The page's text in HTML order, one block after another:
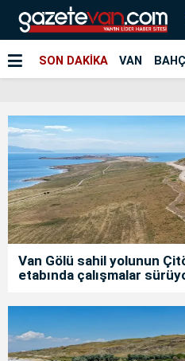
SON DAKİKA VAN
Van Gölü sahil yolunun
etabında çalışmalar